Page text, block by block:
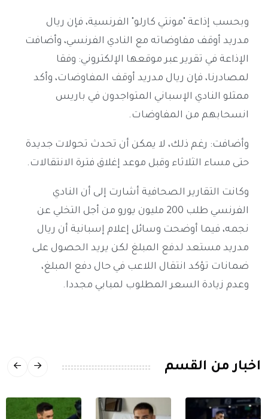
وبحسب إذاعة "مونتي كارلو" الفرنسية، فإن ريال
مدريد أوقف مفاوضاته مع النادي الفرنسي، وأضافت
الإذاعة في تقرير عبر موقعها الإلكتروني: وفقا
لمصادرنا، فإن ريال مدريد أوقف المفاوضات، وأكد
ممثلو النادي الإسباني المتواجدون في باريس
انسحابهم من المفاوضات.
وأضافت: رغم ذلك، لا يمكن أن تحدث تحولات جديدة
حتى مساء الثلاثاء وقبل موعد إغلاق فترة الانتقالات.
وكانت التقارير الصحافية أشارت إلى أن النادي
الفرنسي طلب 200 مليون يورو من أجل التخلي عن
نجمه، فيما أوضحت وسائل إعلام إسبانية أن ريال
مدريد مستعد لدفع المبلغ لكن يريد الحصول على
ضمانات تؤكد انتقال اللاعب في حال دفع المبلغ،
وعدم زيادة السعر المطلوب لمبابي مجددا.
اخبار من القسم